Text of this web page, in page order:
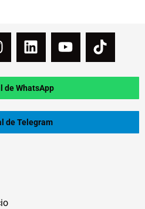
de WhatsApp
de Telegram